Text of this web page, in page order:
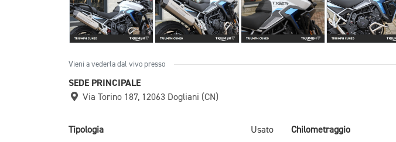
Vieni a vederla dal vivo presso
SEDE PRINCIPALE
Via Torino 187, 12063 Dogliani (CN)
Tipologia Usato Chilometraggio